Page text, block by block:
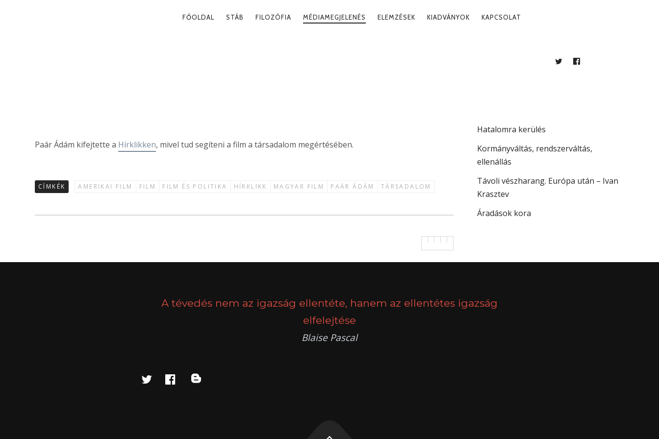
PRIMARY
FŐOLDAL STÁB FILOZÓFIA MÉDIAMEGJELENÉS ELEMZÉSEK KIADVÁNYOK KAPCSOLAT
TWITTERFACEBOOK
Paár Ádám kifejtette a Hírklikken, mivel tud segíteni a film a társadalom megértésében.
CÍMKÉK AMERIKAI FILM FILM FILM ÉS POLITIKA HÍRKLIKK MAGYAR FILM PAÁR ÁDÁM TÁRSADALOM
Hatalomra kerülés
Kormányváltás, rendszerváltás,
ellenállás
Távoli vészharang. Európa után – Ivan
Krasztev
Áradások kora
A tévedés nem az igazság ellentéte, hanem az ellentétes igazság
elfelejtése
Blaise Pascal
twitterfacebook
blog